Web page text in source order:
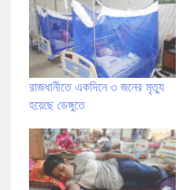
রাজধানীতে একদিনে ৩ জনের মৃত্যু
হয়েছে ডেঙ্গুতে